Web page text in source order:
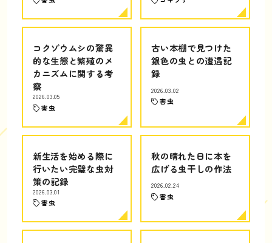
コクゾウムシの驚異
的な生態と繁殖のメ
カニズムに関する考
察
2026.03.05
害虫
古い本棚で見つけた
銀色の虫との遭遇記
録
2026.03.02
害虫
新生活を始める際に
行いたい完璧な虫対
策の記録
2026.03.01
害虫
秋の晴れた日に本を
広げる虫干しの作法
2026.02.24
害虫